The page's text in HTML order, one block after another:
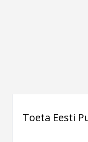
Toeta Eesti